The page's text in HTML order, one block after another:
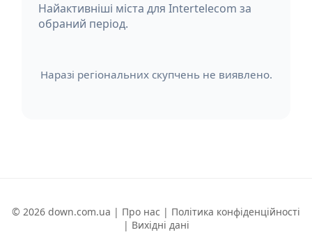
Найактивніші міста для Intertelecom за
обраний період.
Наразі регіональних скупчень не виявлено.
© 2026 down.com.ua | Про нас | Політика конфіденційності
| Вихідні дані